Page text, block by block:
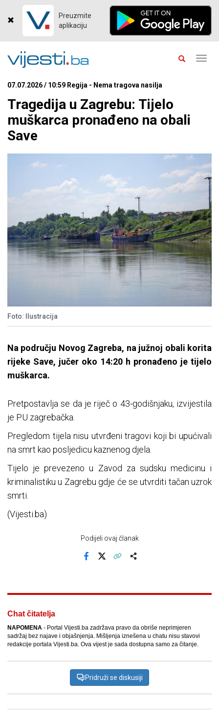
Preuzmite
aplikaciju
07.07.2026 / 10:59 Regija - Nema tragova nasilja
Tragedija u Zagrebu: Tijelo
muškarca pronađeno na obali
Save
Foto: Ilustracija
Na području Novog Zagreba, na južnoj obali korita
rijeke Save, jučer oko 14:20 h pronađeno je tijelo
muškarca.
Pretpostavlja se da je riječ o 43-godišnjaku, izvijestila
je PU zagrebačka.
Pregledom tijela nisu utvrđeni tragovi koji bi upućivali
na smrt kao posljedicu kaznenog djela.
Tijelo je prevezeno u Zavod za sudsku medicinu i
kriminalistiku u Zagrebu gdje će se utvrditi tačan uzrok
smrti.
(Vijesti.ba)
Podijeli ovaj članak
Chat čitatelja
NAPOMENA - Portal Vijesti.ba zadržava pravo da obriše neprimjeren
sadržaj bez najave i objašnjenja. Mišljenja iznešena u chatu nisu stavovi
redakcije portala Vijesti.ba. Ova vijest je sada dostupna samo za čitanje.
Pridruži se diskusiji